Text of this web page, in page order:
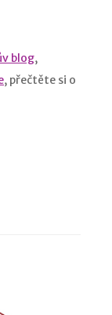
blog,
, přečtěte si o